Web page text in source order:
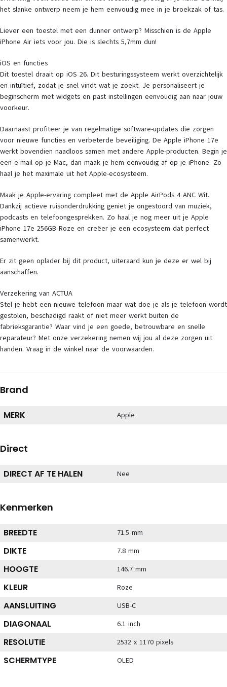
het slanke ontwerp neem je hem eenvoudig mee in je broekzak of tas.
Liever een toestel met een dunner ontwerp? Misschien is de Apple
iPhone Air iets voor jou. Die is slechts 5,7mm dun!
iOS en functies
Dit toestel draait op iOS 26. Dit besturingssysteem werkt overzichtelijk
en intuïtief, zodat je snel vindt wat je zoekt. Je personaliseert je
beginscherm met widgets en past instellingen eenvoudig aan naar jouw
voorkeur.
Daarnaast profiteer je van regelmatige software-updates die zorgen
voor nieuwe functies en verbeterde beveiliging. De Apple iPhone 17e
werkt bovendien naadloos samen met andere Apple-producten. Begin je
een e-mail op je Mac, dan maak je hem eenvoudig af op je iPhone. Zo
haal je het maximale uit het Apple-ecosysteem.
Maak je Apple-ervaring compleet met de Apple AirPods 4 ANC Wit.
Dankzij actieve ruisonderdrukking geniet je ongestoord van muziek,
podcasts en telefoongesprekken. Zo haal je nog meer uit je Apple
iPhone 17e 256GB Roze en creëer je een ecosysteem dat perfect
samenwerkt.
Er zit geen oplader bij dit product, uiteraard kun je deze er wel bij
aanschaffen.
Verzekering van ACTUA
Stel je hebt een nieuwe telefoon maar wat doe je als je telefoon wordt
gestolen, beschadigd raakt of niet meer werkt buiten de
fabrieksgarantie? Waar vind je een goede, betrouwbare en snelle
reparateur? Met onze verzekering nemen wij jou al deze zorgen uit
handen. Vraag in de winkel naar de voorwaarden.
Brand
MERK Apple
Direct
DIRECT AF TE HALEN Nee
Kenmerken
BREEDTE 71.5 mm
DIKTE 7.8 mm
HOOGTE 146.7 mm
KLEUR Roze
AANSLUITING USB-C
DIAGONAAL 6.1 inch
RESOLUTIE 2532 x 1170 pixels
SCHERMTYPE OLED